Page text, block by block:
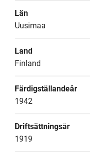
Län
Uusimaa
Land
Finland
Färdigställandeår
1942
Driftsättningsår
1919